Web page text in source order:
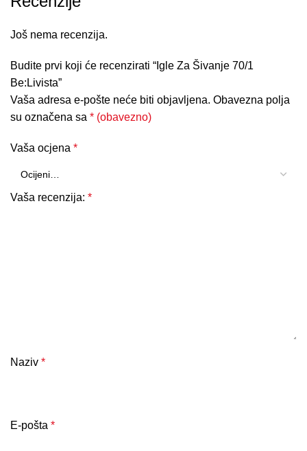
Još nema recenzija.
Budite prvi koji će recenzirati “Igle Za Šivanje 70/1
Be:Livista”
Vaša adresa e-pošte neće biti objavljena. Obavezna polja
su označena sa * (obavezno)
Vaša ocjena *
Vaša recenzija: *
Naziv *
E-pošta *